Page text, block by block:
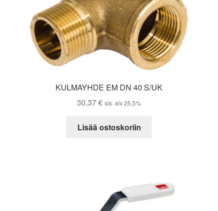
KULMAYHDE EM DN 40 S/UK
30,37€ sis. alv 25,5%
Lisää ostoskoriin